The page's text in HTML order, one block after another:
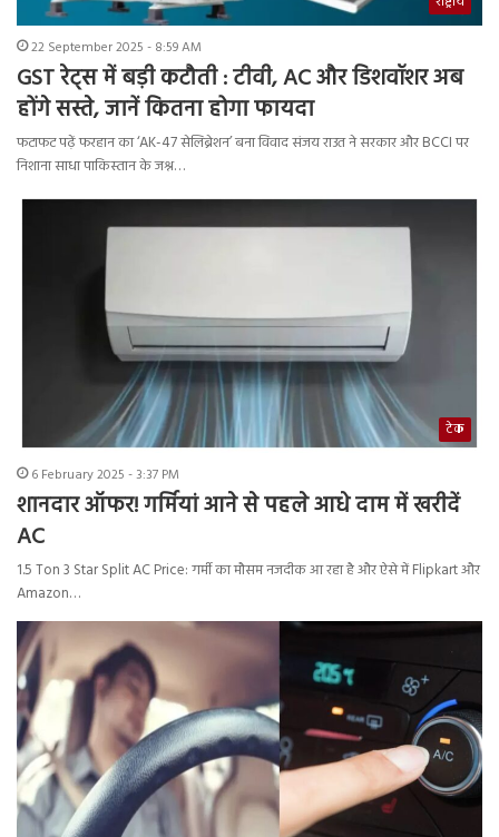
22 September 2025 - 8:59 AM
GST रेट्स में बड़ी कटौती : टीवी, AC और डिशवॉशर अब
होंगे सस्ते, जानें कितना होगा फायदा
फटाफट पढ़ें फरहान का ‘AK-47 सेलिब्रेशन’ बना विवाद संजय राउत ने सरकार और BCCI पर
निशाना साधा पाकिस्तान के जश्न…
टेक
6 February 2025 - 3:37 PM
शानदार ऑफर! गर्मियां आने से पहले आधे दाम में खरीदें
AC
1.5 Ton 3 Star Split AC Price: गर्मी का मौसम नजदीक आ रहा है और ऐसे में Flipkart और
Amazon…